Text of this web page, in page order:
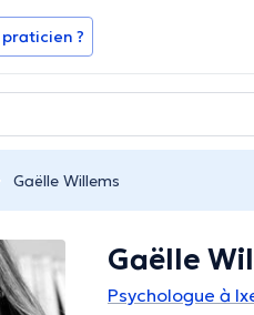
?
Gaëlle Willems
Gaëlle
Psychologue à